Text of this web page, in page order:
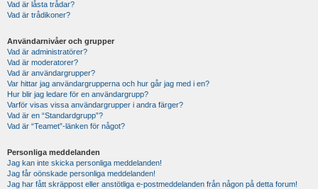
Vad är låsta trådar?
Vad är trådikoner?
Användarnivåer och grupper
Vad är administratörer?
Vad är moderatorer?
Vad är användargrupper?
Var hittar jag användargrupperna och hur går jag med i en?
Hur blir jag ledare för en användargrupp?
Varför visas vissa användargrupper i andra färger?
Vad är en “Standardgrupp”?
Vad är “Teamet”-länken för något?
Personliga meddelanden
Jag kan inte skicka personliga meddelanden!
Jag får oönskade personliga meddelanden!
Jag har fått skräppost eller anstötliga e-postmeddelanden från någon på detta forum!